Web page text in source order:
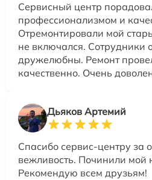
Сервисный центр
профессионализмом и
Отремонтировали мой
не включался. Сотрудники
дружелюбны. Ремонт
качественно. Очень
Дьяков Артемий
Спасибо сервис-центру за
вежливость. Починили мой
Рекомендую всем друзьям!